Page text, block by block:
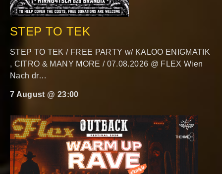
STEP TO TEK
STEP TO TEK / FREE PARTY w/ KALOO ENIGMATIK
, CITRO & MANY MORE / 07.08.2026 @ FLEX Wien
Nach dr…
7 August @ 23:00